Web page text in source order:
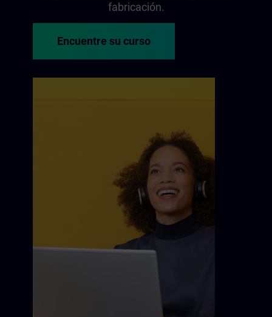
fabricación.
Encuentre su curso